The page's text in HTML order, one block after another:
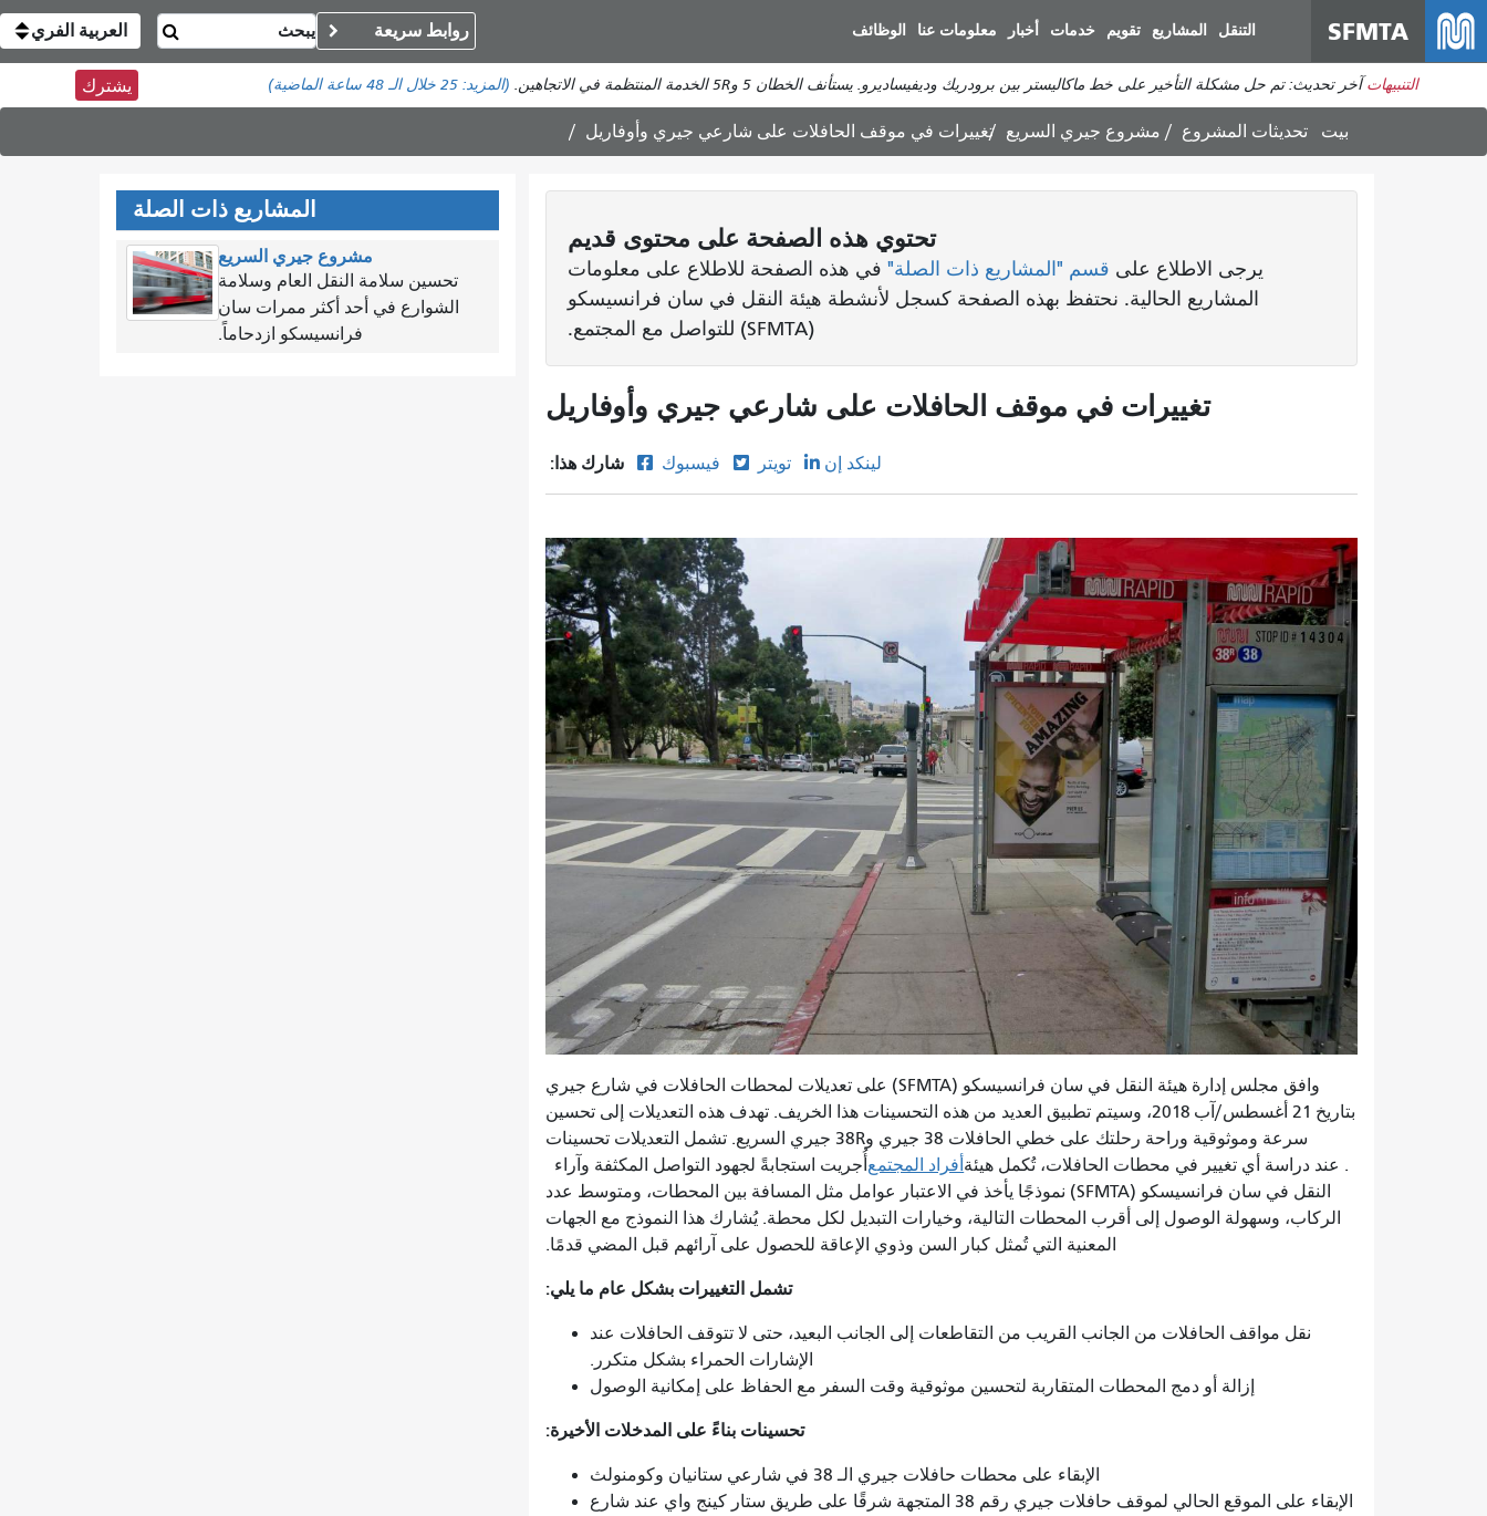
المحتوى
الرئيسي
SFMTA التنقل المشاريع تقويم خدمات أخبار معلومات عنا الوظائف روابط سريعة العربية الفري
التنبيهات آخر تحديث: تم حل مشكلة التأخير على خط ماكاليستر بين برودريك وديفيساديرو. يستأنف الخطان 5 و5R الخدمة المنتظمة في الاتجاهين. (المزيد:25 خلال الـ 48 ساعة الماضية) يشترك
بيت تحديثات المشروع مشروع جيري السريع تغييرات في موقف الحافلات على شارعي جيري وأوفاريل
تحتوي هذه الصفحة على محتوى قديم
يرجى الاطلاع على قسم "المشاريع ذات الصلة"في هذه الصفحة للاطلاع على معلومات
المشاريع الحالية. نحتفظ بهذه الصفحة كسجل لأنشطة هيئة النقل في سان فرانسيسكو
(SFMTA) للتواصل مع المجتمع.
تغييرات في موقف الحافلات على شارعي جيري وأوفاريل
شارك هذا: فيسبوك تويتر لينكد إن
وافق مجلس إدارة هيئة النقل في سان فرانسيسكو (SFMTA) على تعديلات لمحطات الحافلات في شارع جيري
بتاريخ 21 أغسطس/آب 2018، وسيتم تطبيق العديد من هذه التحسينات هذا الخريف. تهدف هذه التعديلات إلى تحسين
سرعة وموثوقية وراحة رحلتك على خطي الحافلات 38 جيري و38R جيري السريع. تشمل التعديلات تحسينات
أُجريت استجابةً لجهود التواصل المكثفة وآراء أفراد المجتمع . عند دراسة أي تغيير في محطات الحافلات، تُكمل هيئة
النقل في سان فرانسيسكو (SFMTA) نموذجًا يأخذ في الاعتبار عوامل مثل المسافة بين المحطات، ومتوسط ​​عدد
الركاب، وسهولة الوصول إلى أقرب المحطات التالية، وخيارات التبديل لكل محطة. يُشارك هذا النموذج مع الجهات
المعنية التي تُمثل كبار السن وذوي الإعاقة للحصول على آرائهم قبل المضي قدمًا.
تشمل التغييرات بشكل عام ما يلي:
نقل مواقف الحافلات من الجانب القريب من التقاطعات إلى الجانب البعيد، حتى لا تتوقف الحافلات عند
الإشارات الحمراء بشكل متكرر.
إزالة أو دمج المحطات المتقاربة لتحسين موثوقية وقت السفر مع الحفاظ على إمكانية الوصول
تحسينات بناءً على المدخلات الأخيرة:
الإبقاء على محطات حافلات جيري الـ 38 في شارعي ستانيان وكومنولث
الإبقاء على الموقع الحالي لموقف حافلات جيري رقم 38 المتجهة شرقًا على طريق ستار كينج واي عند شارع
المشاريع ذات الصلة
مشروع جيري السريع
تحسين سلامة النقل العام وسلامة
الشوارع في أحد أكثر ممرات سان
فرانسيسكو ازدحاماً.